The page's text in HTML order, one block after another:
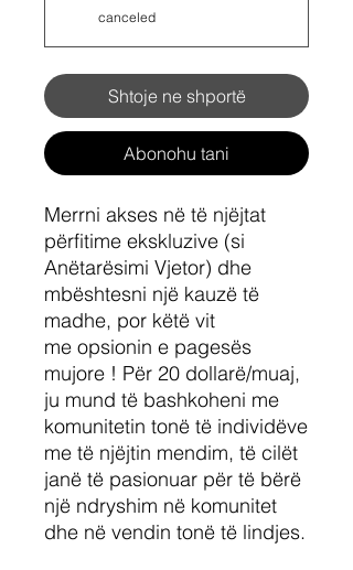
canceled
Shtoje ne shportë
Abonohu tani
Merrni akses në të njëjtat
përfitime ekskluzive (si
Anëtarësimi Vjetor) dhe
mbështesni një kauzë të
madhe, por këtë vit
me opsionin e pagesës
mujore ! Për 20 dollarë/muaj,
ju mund të bashkoheni me
komunitetin tonë të individëve
me të njëjtin mendim, të cilët
janë të pasionuar për të bërë
një ndryshim në komunitet
dhe në vendin tonë të lindjes.